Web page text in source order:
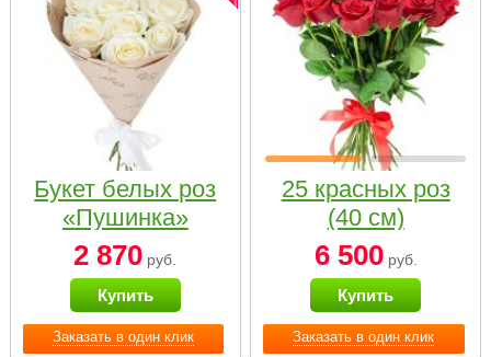
Заказать в один клик
Букет белых роз
«Пушинка»
2 870 руб.
Купить
Заказать в один клик
25 красных роз
(40 см)
6 500руб.
Купить